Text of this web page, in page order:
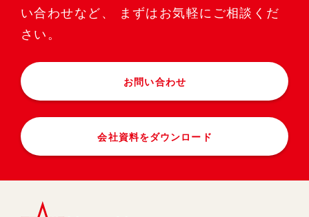
い合わせなど、
まずはお気軽にご相談くだ
さい。
お問い合わせ
会社資料をダウンロード